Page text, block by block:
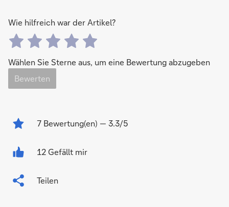
Wie hilfreich war der Artikel?
Wählen Sie Sterne aus, um eine Bewertung abzugeben
Bewerten
7 Bewertung(en) — 3.3/5
12 Gefällt mir
Teilen